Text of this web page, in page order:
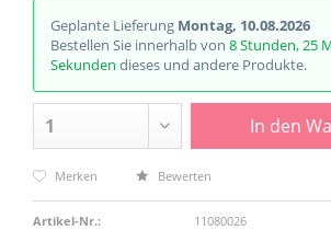
Geplante Lieferung Montag, 10.08.2026
Bestellen Sie innerhalb von 8 Stunden, 25
Sekunden dieses und andere Produkte.
In den
Merken Bewerten
Artikel-Nr.: 11080026